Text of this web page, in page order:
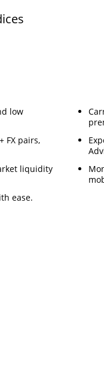
low
FX pairs,
liquidity
ease.